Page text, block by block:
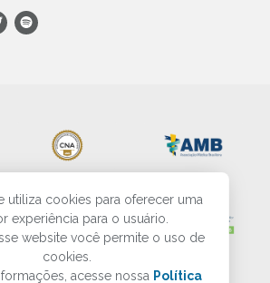
utiliza cookies para oferecer uma
experiência para o usuário.
website você permite o uso de
cookies.
acesse nossa Política